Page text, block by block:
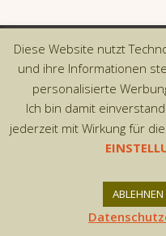
Copyright © 2026
Diese Website nutzt
und ihre Informationen
personalisierte
Ich bin damit
jederzeit mit Wirkung für
ABLEHNEN